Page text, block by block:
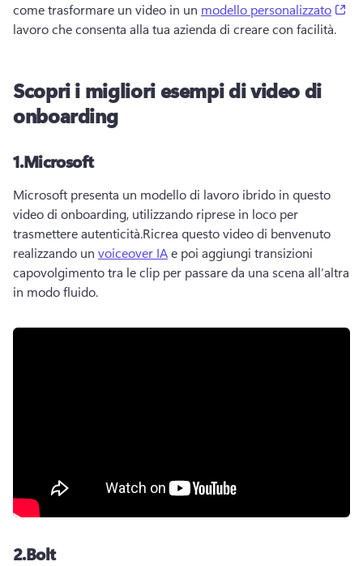
come trasformare un video in un modello personalizzato
lavoro che consenta alla tua azienda di creare con facilità.
Scopri i migliori esempi di video di
onboarding
1.Microsoft
Microsoft presenta un modello di lavoro ibrido in questo
video di onboarding, utilizzando riprese in loco per
trasmettere autenticità.Ricrea questo video di benvenuto
realizzando un voiceover IA e poi aggiungi transizioni
capovolgimento tra le clip per passare da una scena all’altra
in modo fluido.
2.Bolt